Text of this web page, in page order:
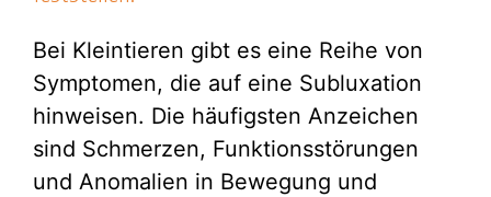
Bei Kleintieren gibt es eine Reihe von
Symptomen, die auf eine Subluxation
hinweisen. Die häufigsten Anzeichen
sind Schmerzen, Funktionsstörungen
und Anomalien in Bewegung und